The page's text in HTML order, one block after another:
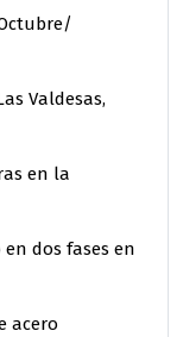
Valdesas,
en la
dos fases en
acero